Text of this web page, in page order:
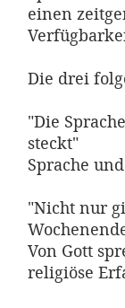
einen
Die drei
"Die
steckt"
Sprache
"Nicht nur
Von Gott
religiöse